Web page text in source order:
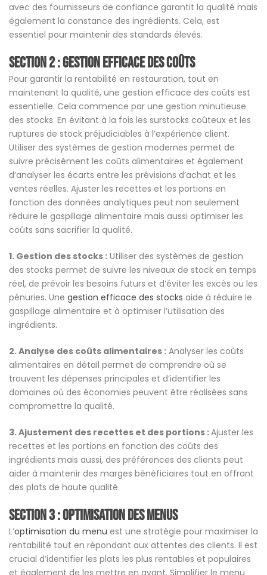
avec des fournisseurs de confiance garantit la qualité mais
également la constance des ingrédients. Cela, est
essentiel pour maintenir des standards élevés.
Section 2 : Gestion efficace des coûts
Pour garantir la rentabilité en restauration, tout en
maintenant la qualité, une gestion efficace des coûts est
essentielle. Cela commence par une gestion minutieuse
des stocks. En évitant à la fois les surstocks coûteux et les
ruptures de stock préjudiciables à l’expérience client.
Utiliser des systèmes de gestion modernes permet de
suivre précisément les coûts alimentaires et également
d’analyser les écarts entre les prévisions d’achat et les
ventes réelles. Ajuster les recettes et les portions en
fonction des données analytiques peut non seulement
réduire le gaspillage alimentaire mais aussi optimiser les
coûts sans sacrifier la qualité.
1. Gestion des stocks : Utiliser des systèmes de gestion
des stocks permet de suivre les niveaux de stock en temps
réel, de prévoir les besoins futurs et d’éviter les excès ou les
pénuries. Une gestion efficace des stocks aide à réduire le
gaspillage alimentaire et à optimiser l’utilisation des
ingrédients.
2. Analyse des coûts alimentaires : Analyser les coûts
alimentaires en détail permet de comprendre où se
trouvent les dépenses principales et d’identifier les
domaines où des économies peuvent être réalisées sans
compromettre la qualité.
3. Ajustement des recettes et des portions :Ajuster les
recettes et les portions en fonction des coûts des
ingrédients mais aussi, des préférences des clients peut
aider à maintenir des marges bénéficiaires tout en offrant
des plats de haute qualité.
Section 3 : Optimisation des menus
L’optimisation du menu est une stratégie pour maximiser la
rentabilité tout en répondant aux attentes des clients. Il est
crucial d’identifier les plats les plus rentables et populaires
et également de les mettre en avant. Simplifier le menu